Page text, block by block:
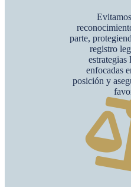
parte,
registro
estrategias
enfocadas
posición y